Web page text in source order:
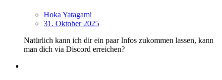
Hoka Yatagami
31. Oktober 2025
Natürlich kann ich dir ein paar Infos zukommen lassen, kann
man dich via Discord erreichen?